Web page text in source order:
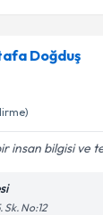
Doğduş
insan bilgisi ve
Sk. No:12